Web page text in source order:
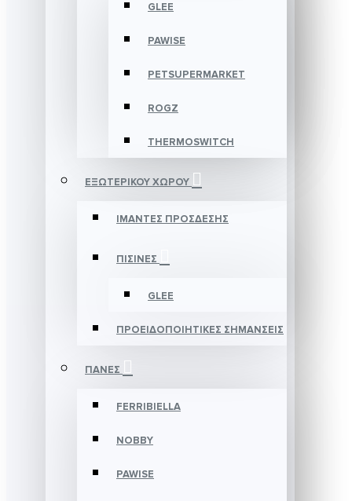
GLEE
PAWISE
PETSUPERMARKET
ROGZ
THERMOSWITCH
ΕΞΩΤΕΡΙΚΟΥ ΧΩΡΟΥ
ΙΜΑΝΤΕΣ ΠΡΟΣΔΕΣΗΣ
ΠΙΣΙΝΕΣ
GLEE
ΠΡΟΕΙΔΟΠΟΙΗΤΙΚΕΣ ΣΗΜΑΝΣΕΙΣ
ΠΑΝΕΣ
FERRIBIELLA
NOBBY
PAWISE